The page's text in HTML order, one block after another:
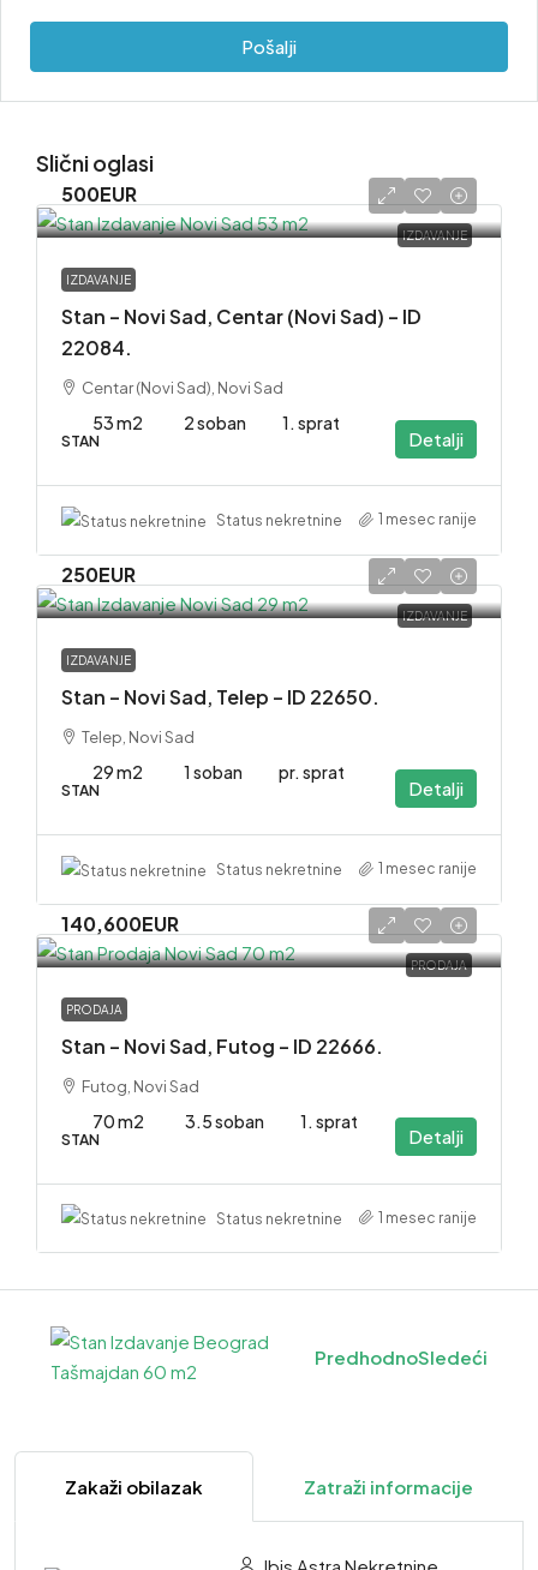
Pošalji
Slični oglasi
IZDAVANJE
500EUR
IZDAVANJE
Stan – Novi Sad, Centar (Novi Sad) – ID
22084.
Centar (Novi Sad), Novi Sad
53 m2 2 soban 1. sprat
STAN Detalji
Status nekretnine 1 mesec ranije
IZDAVANJE
250EUR
IZDAVANJE
Stan – Novi Sad, Telep – ID 22650.
Telep, Novi Sad
29 m2 1 soban pr. sprat
STAN Detalji
Status nekretnine 1 mesec ranije
PRODAJA
140,600EUR
PRODAJA
Stan – Novi Sad, Futog – ID 22666.
Futog, Novi Sad
70 m2 3.5 soban 1. sprat
STAN Detalji
Status nekretnine 1 mesec ranije
PredhodnoSledeći
Zakaži obilazak Zatraži informacije